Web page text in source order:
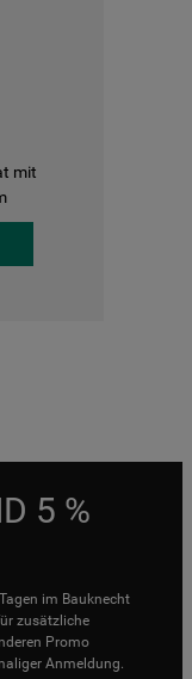
mit
5 %
im Bauknecht
zusätzliche
Promo
Anmeldung.